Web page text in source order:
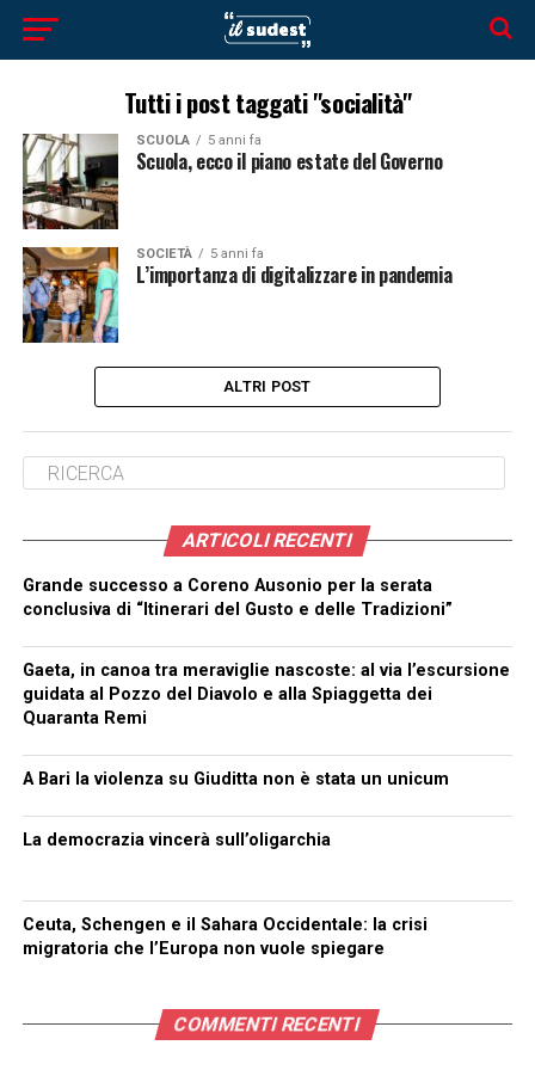
Tutti i post taggati "socialità"
SCUOLA 5 anni fa
Scuola, ecco il piano estate del Governo
SOCIETÀ 5 anni fa
L’importanza di digitalizzare in pandemia
ALTRI POST
ARTICOLI RECENTI
Grande successo a Coreno Ausonio per la serata
conclusiva di “Itinerari del Gusto e delle Tradizioni”
Gaeta, in canoa tra meraviglie nascoste: al via l’escursione
guidata al Pozzo del Diavolo e alla Spiaggetta dei
Quaranta Remi
A Bari la violenza su Giuditta non è stata un unicum
La democrazia vincerà sull’oligarchia
Ceuta, Schengen e il Sahara Occidentale: la crisi
migratoria che l’Europa non vuole spiegare
COMMENTI RECENTI